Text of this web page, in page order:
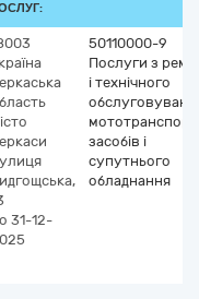
31-12-
50110000-9
Послуги з
і технічного
засобів і
супутнього
обладнання